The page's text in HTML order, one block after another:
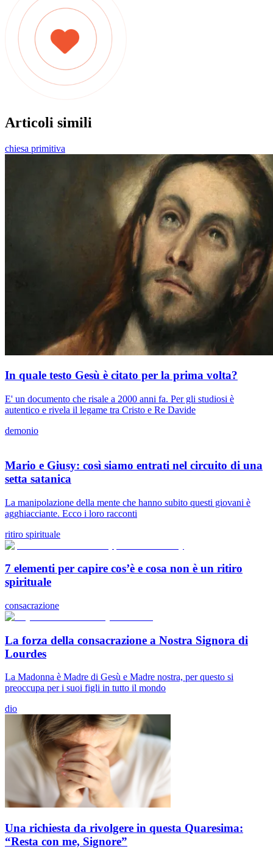
Articoli simili
chiesa primitiva
In quale testo Gesù è citato per la prima volta?
E' un documento che risale a 2000 anni fa. Per gli studiosi è
autentico e rivela il legame tra Cristo e Re Davide
demonio
Mario e Giusy: così siamo entrati nel circuito di una
setta satanica
La manipolazione della mente che hanno subito questi giovani è
agghiacciante. Ecco i loro racconti
ritiro spirituale
7 elementi per capire cos’è e cosa non è un ritiro
spirituale
consacrazione
La forza della consacrazione a Nostra Signora di
Lourdes
La Madonna è Madre di Gesù e Madre nostra, per questo si
preoccupa per i suoi figli in tutto il mondo
dio
Una richiesta da rivolgere in questa Quaresima:
“Resta con me, Signore”